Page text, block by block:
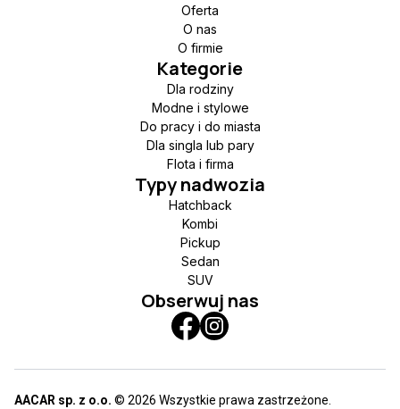
Oferta
O nas
O firmie
Kategorie
Dla rodziny
Modne i stylowe
Do pracy i do miasta
Dla singla lub pary
Flota i firma
Typy nadwozia
Hatchback
Kombi
Pickup
Sedan
SUV
Obserwuj nas
AACAR sp. z o.o. © 2026 Wszystkie prawa zastrzeżone.